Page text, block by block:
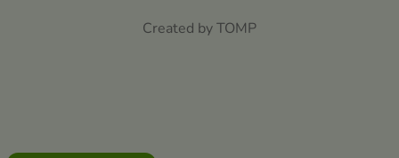
Created by TOMP